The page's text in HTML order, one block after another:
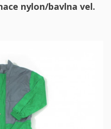
nylon/bavlna vel.